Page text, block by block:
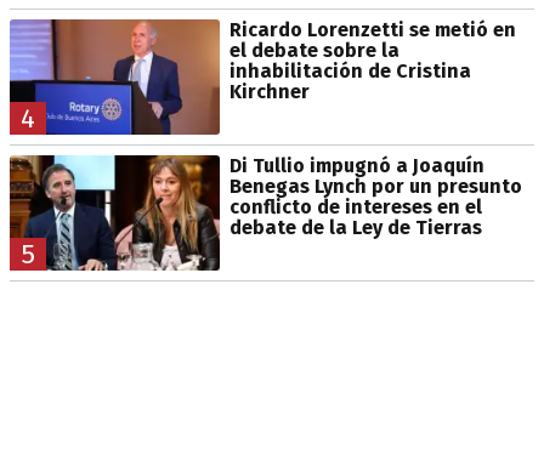
4
Ricardo Lorenzetti se metió en
el debate sobre la
inhabilitación de Cristina
Kirchner
5
Di Tullio impugnó a Joaquín
Benegas Lynch por un presunto
conflicto de intereses en el
debate de la Ley de Tierras